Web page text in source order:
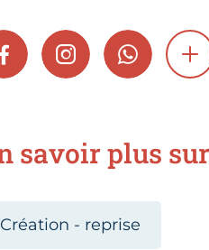
FACEBOOKINSTAGRAMWHATSAPP
savoir plus
Création - reprise